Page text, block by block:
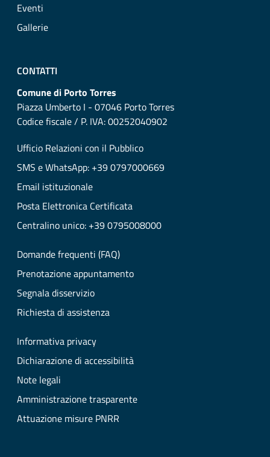
Eventi
Gallerie
CONTATTI
Comune di Porto Torres
Piazza Umberto I - 07046 Porto Torres
Codice fiscale / P. IVA: 00252040902
Ufficio Relazioni con il Pubblico
SMS e WhatsApp: +39 0797000669
Email istituzionale
Posta Elettronica Certificata
Centralino unico: +39 0795008000
Domande frequenti (FAQ)
Prenotazione appuntamento
Segnala disservizio
Richiesta di assistenza
Informativa privacy
Dichiarazione di accessibilità
Note legali
Amministrazione trasparente
Attuazione misure PNRR